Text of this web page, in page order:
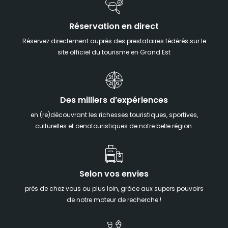
Réservation en direct
Réservez directement auprès des prestataires fédérés sur le
site officiel du tourisme en Grand Est
Des milliers d’expériences
en (re)découvrant les richesses touristiques, sportives,
culturelles et oenotouristiques de notre belle région.
Selon vos envies
près de chez vous ou plus loin, grâce aux supers pouvoirs
de notre moteur de recherche !